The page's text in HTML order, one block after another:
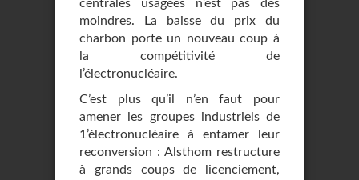
centrales usagées n’est pas des
moindres. La baisse du prix du
charbon porte un nouveau coup à
la compétitivité de
l’électronucléaire.
C’est plus qu’il n’en faut pour
amener les groupes industriels de
1’électronucléaire à entamer leur
reconversion : Alsthom restructure
à grands coups de licenciement,